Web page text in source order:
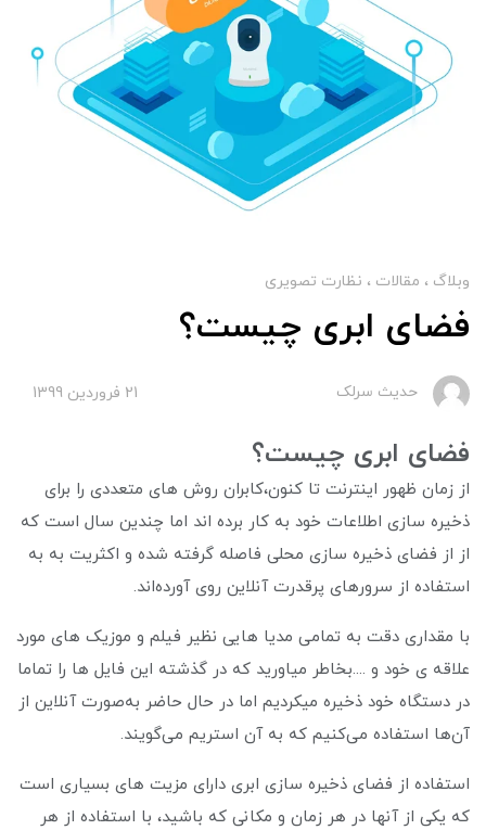
وبلاگ مقالات نظارت تصویری
فضای ابری چیست؟
حدیث سرلک 21 فروردین 1399
فضای ابری چیست؟
از زمان ظهور اینترنت تا کنون،کابران روش های متعددی را برای
ذخیره سازی اطلاعات خود به کار برده اند اما چندین سال است که
از از فضای ذخیره سازی محلی فاصله گرفته شده و اکثریت به به
استفاده از سرورهای پرقدرت آنلاین روی آورده‌اند.
با مقداری دقت به تمامی مدیا هایی نظیر فیلم و موزیک های مورد
علاقه ی خود و ....بخاطر میاورید که در گذشته این فایل ها را تماما
در دستگاه خود ذخیره میکردیم اما در حال حاضر به‌صورت آنلاین از
آن‌ها استفاده می‌کنیم که به آن استریم می‌گویند.
استفاده از فضای ذخیره سازی ابری دارای مزیت های بسیاری است
که یکی از آنها در هر زمان و مکانی که باشید، با استفاده از هر